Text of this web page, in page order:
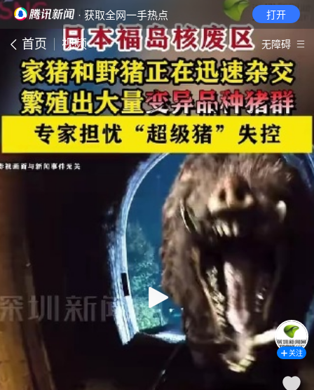
· 获取全网一手热点 打开
首页 视频 无障碍
关注